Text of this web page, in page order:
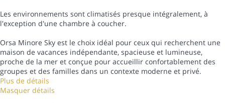
Les environnements sont climatisés presque intégralement, à
l'exception d'une chambre à coucher.
Orsa Minore Sky est le choix idéal pour ceux qui recherchent une
maison de vacances indépendante, spacieuse et lumineuse,
proche de la mer et conçue pour accueillir confortablement des
groupes et des familles dans un contexte moderne et privé.
Plus de détails
Masquer détails